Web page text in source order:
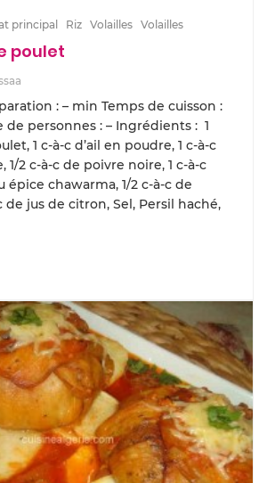
principal Riz Volailles Volailles
poulet
: – min Temps de cuisson :
personnes : – Ingrédients : 1
1 c-à-c d’ail en poudre, 1 c-à-c
2 c-à-c de poivre noire, 1 c-à-c
épice chawarma, 1/2 c-à-c de
de jus de citron, Sel, Persil haché,